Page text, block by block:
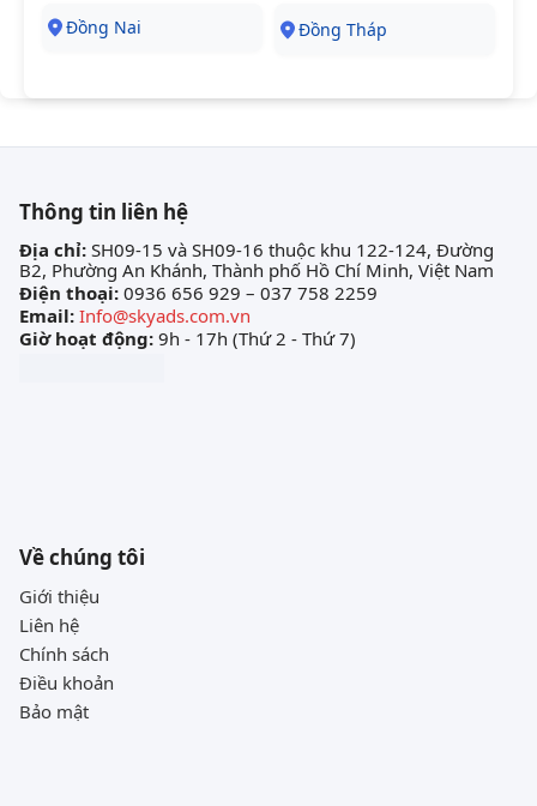
Đồng Nai Đồng Tháp
Thông tin liên hệ
Địa chỉ: SH09-15 và SH09-16 thuộc khu 122-124, Đường
B2, Phường An Khánh, Thành phố Hồ Chí Minh, Việt Nam
Điện thoại: 0936 656 929 – 037 758 2259
Email: Info@skyads.com.vn
Giờ hoạt động: 9h - 17h (Thứ 2 - Thứ 7)
Về chúng tôi
Giới thiệu
Liên hệ
Chính sách
Điều khoản
Bảo mật